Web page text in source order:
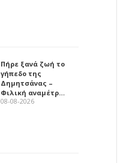
Πήρε ξανά ζωή το
γήπεδο της
Δημητσάνας –
Φιλική αναμέτρ…
08-08-2026